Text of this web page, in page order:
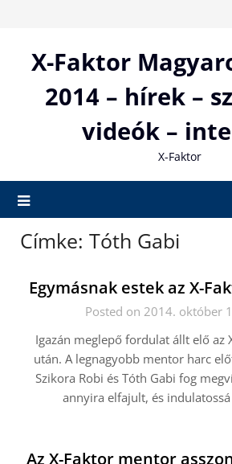
contentX-Faktor
2014 – hírek –
videók –
X-Faktor
Címke: Tóth Gabi
Egymásnak estek az X-
Posted on 2014. október
Igazán meglepő fordulat állt elő az
után. A legnagyobb mentor harc
Szikora Robi és Tóth Gabi fog
annyira elfajult, és
Az X-Faktor mentor